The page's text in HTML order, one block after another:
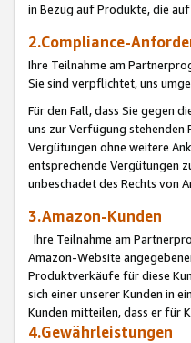
in Bezug auf Produkte, die
2.Compliance-
Ihre Teilnahme am
Sie sind verpflichtet, uns
Für den Fall, dass Sie gegen
uns zur Verfügung stehenden
Vergütungen ohne weitere
entsprechende Vergütungen
unbeschadet des Rechts von
3.Amazon-Kunden
Ihre Teilnahme am
Amazon-Website
Produktverkäufe für diese
sich einer unserer Kunden in
Kunden mitteilen, dass er für
4.Gewährleistungen